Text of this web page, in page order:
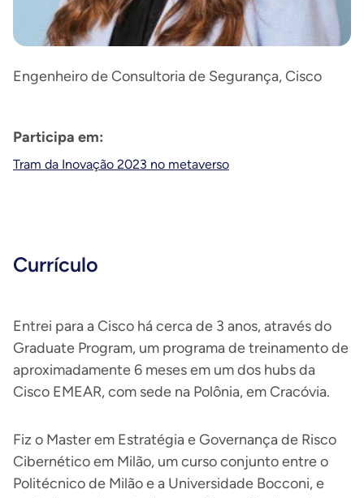
Engenheiro de Consultoria de Segurança, Cisco
Participa em:
Tram da Inovação 2023 no metaverso
Currículo
Entrei para a Cisco há cerca de 3 anos, através do
Graduate Program, um programa de treinamento de
aproximadamente 6 meses em um dos hubs da
Cisco EMEAR, com sede na Polônia, em Cracóvia.
Fiz o Master em Estratégia e Governança de Risco
Cibernético em Milão, um curso conjunto entre o
Politécnico de Milão e a Universidade Bocconi, e